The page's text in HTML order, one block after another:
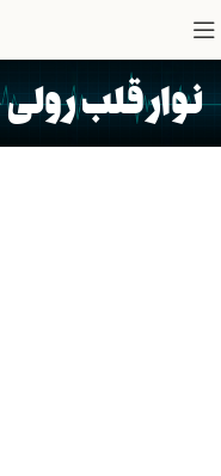
نوار قلب رولی ۵۰ میلیمتر